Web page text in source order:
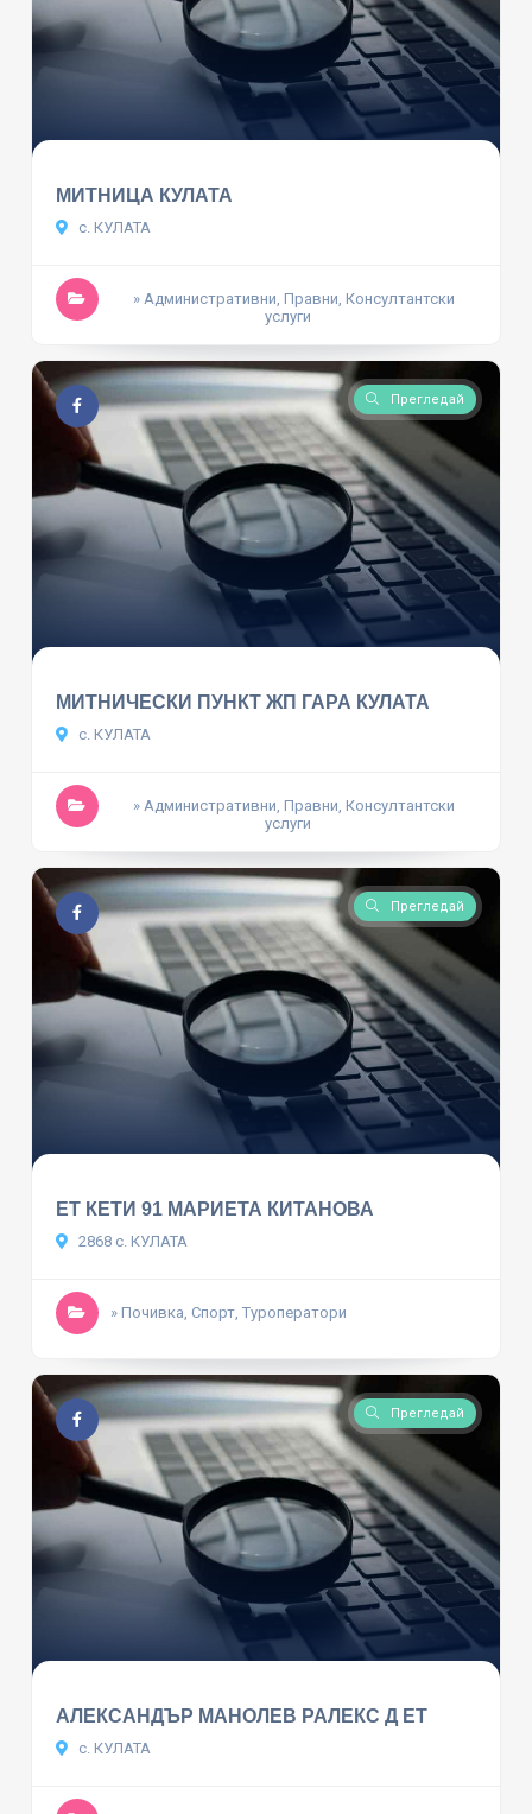
МИТНИЦА КУЛАТА
с. КУЛАТА
» Административни, Правни, Консултантски
услуги
Прегледай
МИТНИЧЕСКИ ПУНКТ ЖП ГАРА КУЛАТА
с. КУЛАТА
» Административни, Правни, Консултантски
услуги
Прегледай
ЕТ КЕТИ 91 МАРИЕТА КИТАНОВА
2868 с. КУЛАТА
» Почивка, Спорт, Туроператори
Прегледай
АЛЕКСАНДЪР МАНОЛЕВ РАЛЕКС Д ЕТ
с. КУЛАТА